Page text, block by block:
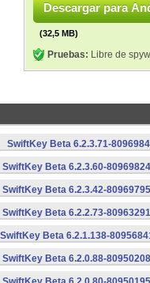
Descargar para
(32,5 MB)
Pruebas: Libre de
SwiftKey Beta 6.2.3.71-
SwiftKey Beta 6.2.3.60-
SwiftKey Beta 6.2.3.42-
SwiftKey Beta 6.2.2.73-
SwiftKey Beta 6.2.1.138-
SwiftKey Beta 6.2.0.88-